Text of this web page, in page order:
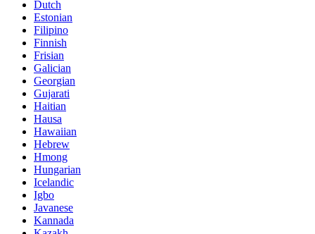
Dutch
Estonian
Filipino
Finnish
Frisian
Galician
Georgian
Gujarati
Haitian
Hausa
Hawaiian
Hebrew
Hmong
Hungarian
Icelandic
Igbo
Javanese
Kannada